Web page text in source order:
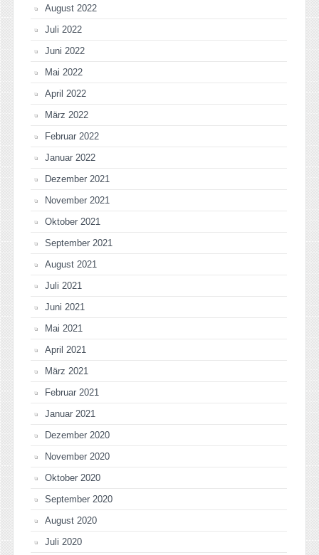
August 2022
Juli 2022
Juni 2022
Mai 2022
April 2022
März 2022
Februar 2022
Januar 2022
Dezember 2021
November 2021
Oktober 2021
September 2021
August 2021
Juli 2021
Juni 2021
Mai 2021
April 2021
März 2021
Februar 2021
Januar 2021
Dezember 2020
November 2020
Oktober 2020
September 2020
August 2020
Juli 2020